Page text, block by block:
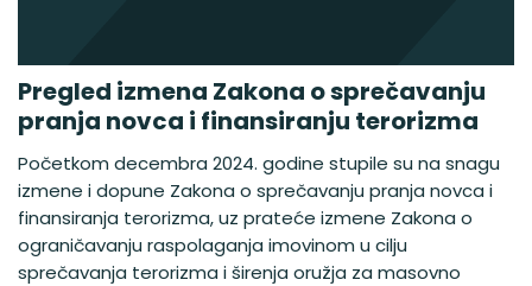
Pregled izmena Zakona o sprečavanju
pranja novca i finansiranju terorizma
Početkom decembra 2024. godine stupile su na snagu
izmene i dopune Zakona o sprečavanju pranja novca i
finansiranja terorizma, uz prateće izmene Zakona o
ograničavanju raspolaganja imovinom u cilju
sprečavanja terorizma i širenja oružja za masovno